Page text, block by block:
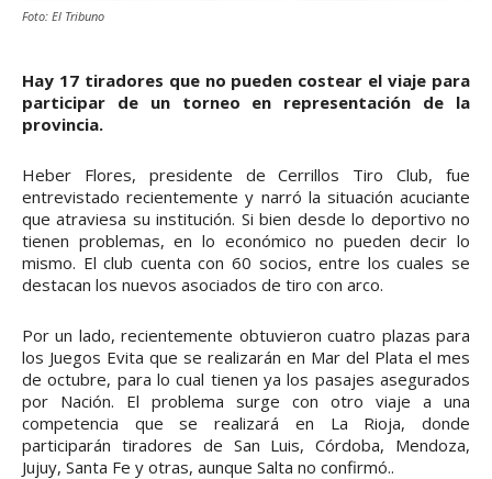
Foto: El Tribuno
Hay 17 tiradores que no pueden costear el viaje para
participar de un torneo en representación de la
provincia.
Heber Flores, presidente de Cerrillos Tiro Club, fue
entrevistado recientemente y narró la situación acuciante
que atraviesa su institución. Si bien desde lo deportivo no
tienen problemas, en lo económico no pueden decir lo
mismo. El club cuenta con 60 socios, entre los cuales se
destacan los nuevos asociados de tiro con arco.
Por un lado, recientemente obtuvieron cuatro plazas para
los Juegos Evita que se realizarán en Mar del Plata el mes
de octubre, para lo cual tienen ya los pasajes asegurados
por Nación. El problema surge con otro viaje a una
competencia que se realizará en La Rioja, donde
participarán tiradores de San Luis, Córdoba, Mendoza,
Jujuy, Santa Fe y otras, aunque Salta no confirmó..